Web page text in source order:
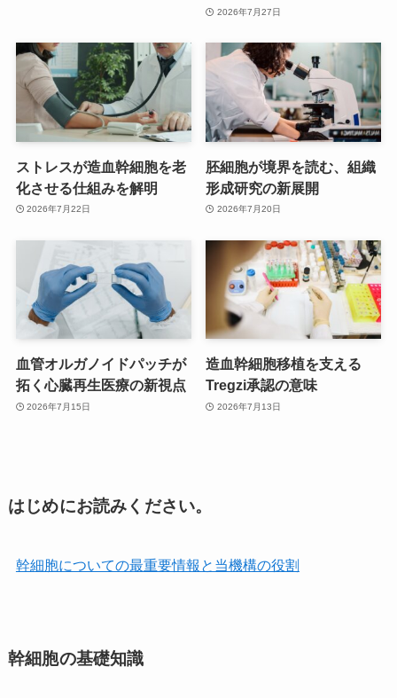
2026年7月27日
ストレスが造血幹細胞を老
化させる仕組みを解明
2026年7月22日
胚細胞が境界を読む、組織
形成研究の新展開
2026年7月20日
血管オルガノイドパッチが
拓く心臓再生医療の新視点
2026年7月15日
造血幹細胞移植を支える
Tregzi承認の意味
2026年7月13日
はじめにお読みください。
幹細胞についての最重要情報と当機構の役割
幹細胞の基礎知識